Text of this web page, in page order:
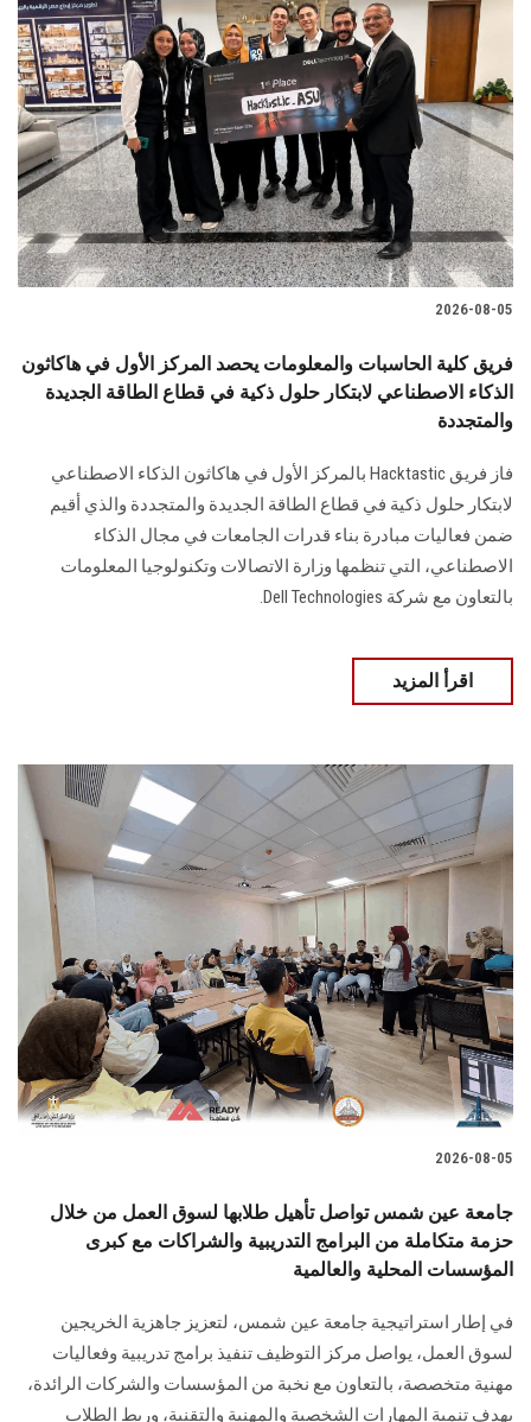
2026-08-05
فريق كلية الحاسبات والمعلومات يحصد المركز الأول في هاكاثون
الذكاء الاصطناعي لابتكار حلول ذكية في قطاع الطاقة الجديدة
والمتجددة
فاز فريق Hacktastic بالمركز الأول في هاكاثون الذكاء الاصطناعي
لابتكار حلول ذكية في قطاع الطاقة الجديدة والمتجددة والذي أقيم
ضمن فعاليات مبادرة بناء قدرات الجامعات في مجال الذكاء
الاصطناعي، التي تنظمها وزارة الاتصالات وتكنولوجيا المعلومات
بالتعاون مع شركة Dell Technologies.
اقرأ المزيد
2026-08-05
جامعة عين شمس تواصل تأهيل طلابها لسوق العمل من خلال
حزمة متكاملة من البرامج التدريبية والشراكات مع كبرى
المؤسسات المحلية والعالمية
في إطار استراتيجية جامعة عين شمس، لتعزيز جاهزية الخريجين
لسوق العمل، يواصل مركز التوظيف تنفيذ برامج تدريبية وفعاليات
مهنية متخصصة، بالتعاون مع نخبة من المؤسسات والشركات الرائدة،
بهدف تنمية المهارات الشخصية والمهنية والتقنية، وربط الطلاب